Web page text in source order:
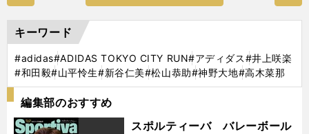
キーワード
#adidas#ADIDAS TOKYO CITY RUN#アディダス#井上咲楽
#和田毅#山平怜生#新谷仁美#松山恭助#神野大地#高木菜那
編集部のおすすめ
スポルティーバ バレーボール